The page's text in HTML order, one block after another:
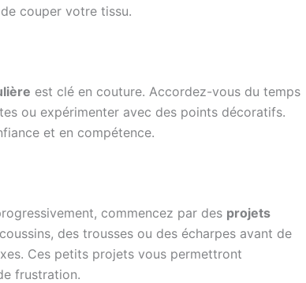
couper votre tissu.
est clé en couture. Accordez-vous du temps
ou expérimenter avec des points décoratifs.
et en compétence.
commencez par des projets
des trousses ou des écharpes avant de
Ces petits projets vous permettront
frustration.